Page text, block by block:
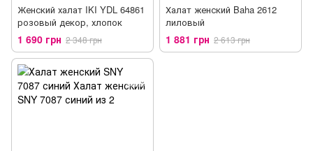
Женский халат IKI YDL 64861
розовый декор, хлопок
1 690 грн 2 348 грн
Халат женский Baha 2612
лиловый
1 881 грн 2 613 грн